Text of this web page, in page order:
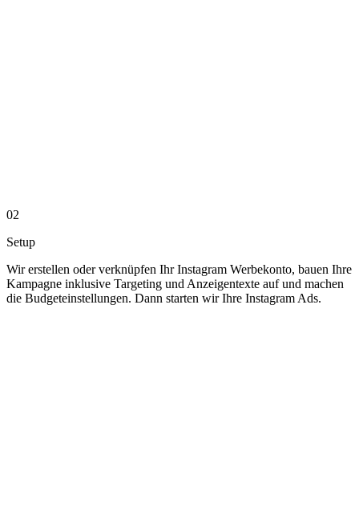
02
Setup
Wir erstellen oder verknüpfen Ihr Instagram Werbekonto, bauen Ihre
Kampagne inklusive Targeting und Anzeigentexte auf und machen
die Budgeteinstellungen. Dann starten wir Ihre Instagram Ads.